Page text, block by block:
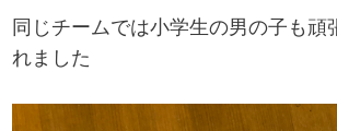
同じチームでは小学生の男の子も頑
れました